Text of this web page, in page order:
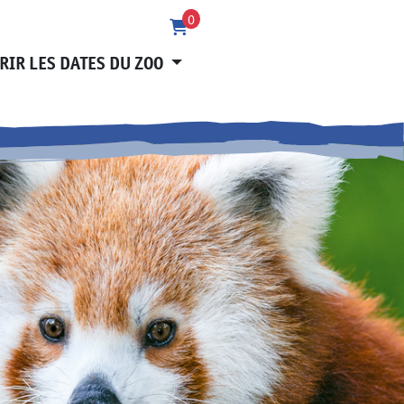
LES DATES DU ZOO
0